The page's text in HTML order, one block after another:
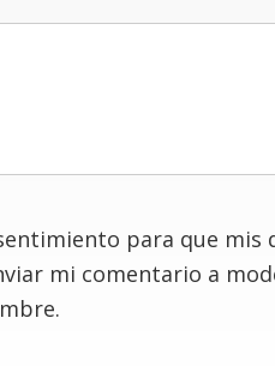
para que mis
mi comentario a